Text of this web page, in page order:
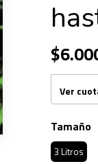
Ver
Tamaño
3 Litros